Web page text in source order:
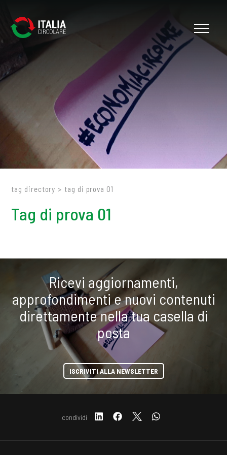
tag directory > tag di prova 01
Tag di prova 01
Ricevi aggiornamenti,
approfondimenti e nuovi contenuti
direttamente nella tua casella di
posta
ISCRIVITI ALLA NEWSLETTER
condividi